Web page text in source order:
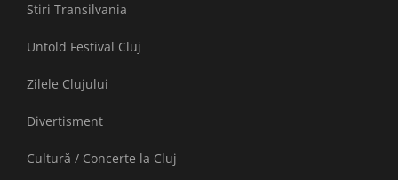
Stiri Transilvania
Untold Festival Cluj
Zilele Clujului
Divertisment
Cultură / Concerte la Cluj